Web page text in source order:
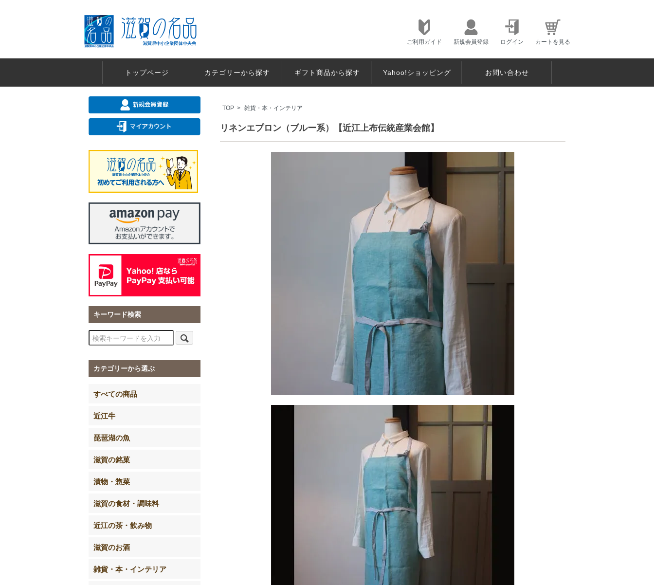
ご利用ガイド 新規会員登録 ログイン カートを見る
トップページ カテゴリーから探す ギフト商品から探す Yahoo!ショッピング お問い合わせ
TOP > 雑貨・本・インテリア
リネンエプロン（ブルー系）【近江上布伝統産業会館】
キーワード検索
カテゴリーから選ぶ
すべての商品
近江牛
琵琶湖の魚
滋賀の銘菓
漬物・惣菜
滋賀の食材・調味料
近江の茶・飲み物
滋賀のお酒
雑貨・本・インテリア